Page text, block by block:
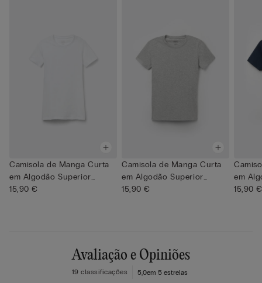
Camisola de Manga Curta
em Algodão Superior
Elásti...
15,90 €
Camisola de Manga Curta
em Algodão Superior
Elásti...
15,90 €
em
Elásti...
15,90 €
Avaliação e Opiniões
5,0em 5 estrelas
19 classificações